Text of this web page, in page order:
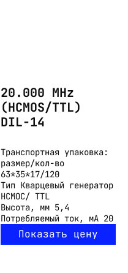
20.000 MHz
(HCMOS/TTL)
DIL-14
Транспортная упаковка:
размер/кол-во
63*35*17/120
Тип Кварцевый генератор
HCMOC/ TTL
Высота, мм 5,4
Потребляемый ток, мА 20
Показать цену